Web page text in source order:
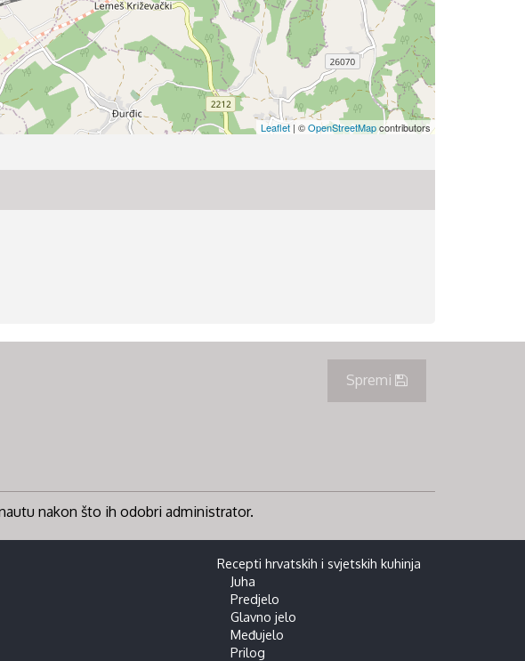
Leaflet | ©OpenStreetMapcontributors
Spremi
nakon što ih odobri administrator.
Recepti hrvatskih i svjetskih kuhinja
Juha
Predjelo
Glavno jelo
Međujelo
Prilog